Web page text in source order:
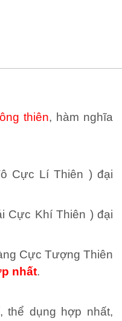
thiên, hàm nghĩa
Cực Lí Thiên ) đại
Cực Khí Thiên ) đại
Cực Tượng Thiên
nhất.
thể dụng hợp nhất,